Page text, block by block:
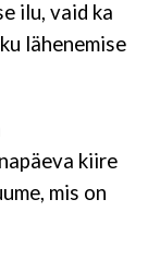
ilu, vaid ka
lähenemise
kiire
mis on